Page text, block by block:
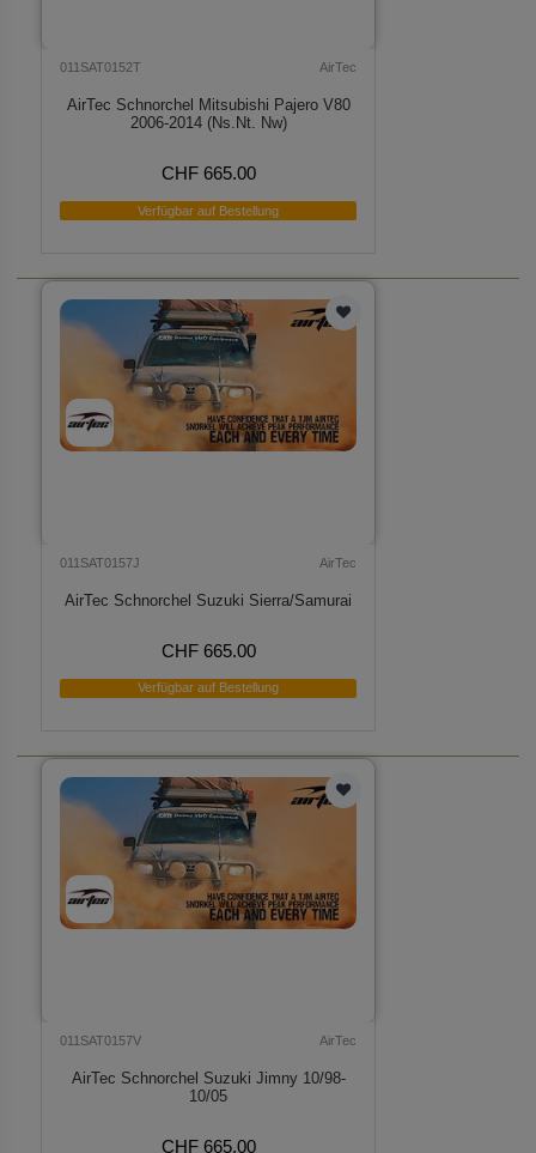
011SAT0152T AirTec
AirTec Schnorchel Mitsubishi Pajero V80
2006-2014 (Ns.Nt. Nw)
CHF 665.00
Verfügbar auf Bestellung
011SAT0157J AirTec
AirTec Schnorchel Suzuki Sierra/Samurai
CHF 665.00
Verfügbar auf Bestellung
011SAT0157V AirTec
AirTec Schnorchel Suzuki Jimny 10/98-
10/05
CHF 665.00